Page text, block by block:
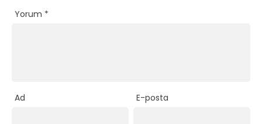
Yorum *
Ad E-posta